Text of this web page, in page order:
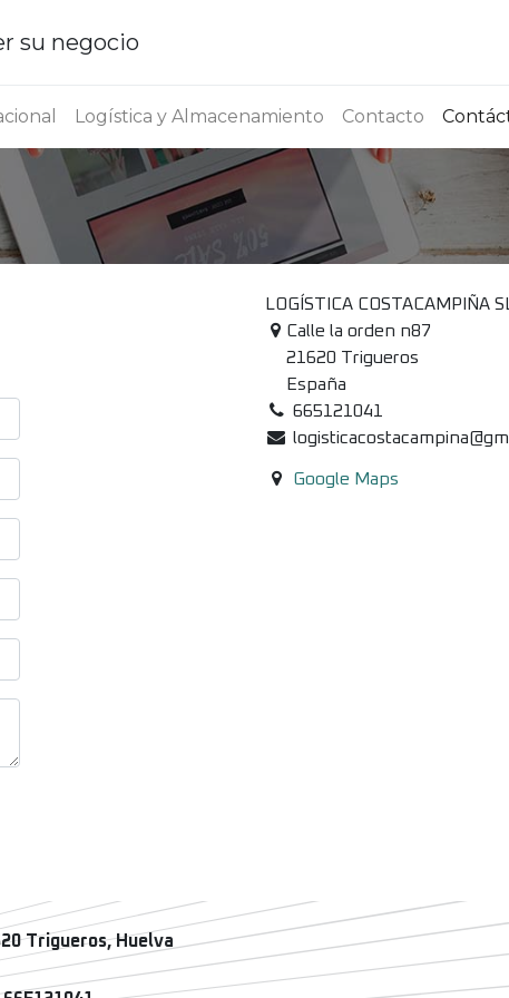
su negocio
Logística y Almacenamiento Contacto
LOGÍSTICA COSTACAMPIÑA
Calle la orden n87
21620 Trigueros
España
665121041
Google Maps
Trigueros, Huelva